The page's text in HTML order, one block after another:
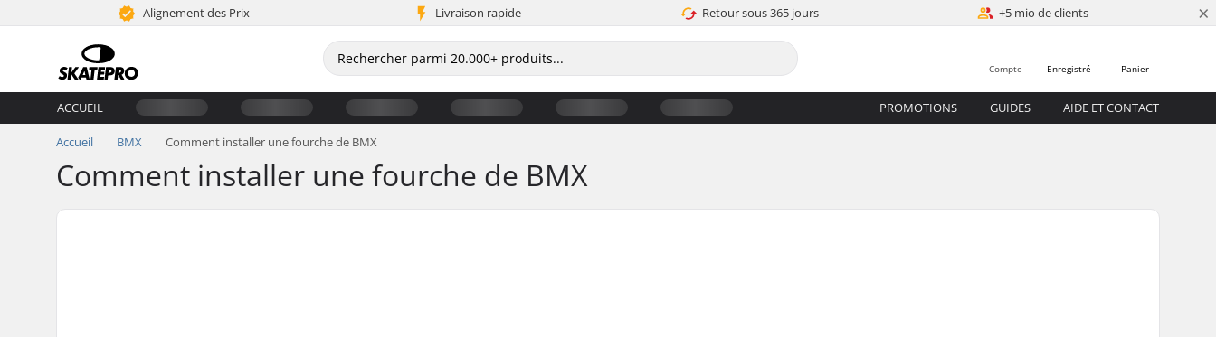
Alignement des Prix Livraison rapide Retour sous 365 jours +5 mio de clients ×
Panier
Enregistré
Compte
ACCUEIL PROMOTIONS GUIDES AIDE ET CONTACT
Accueil BMX Comment installer une fourche de BMX
Comment installer une fourche de BMX